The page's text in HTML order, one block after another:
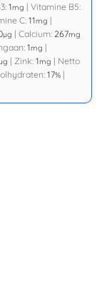
1mg |Vitamine B5:
C:11mg |
µg |Calcium: 267mg
1mg |
|Zink:1mg | Netto
17% |